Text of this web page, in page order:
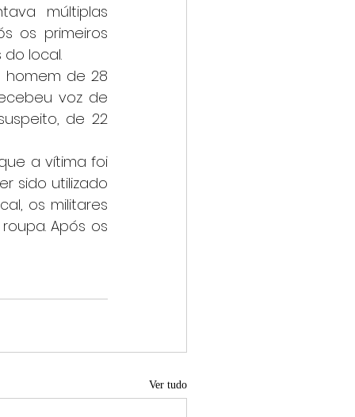
múltiplas
os primeiros
do local.
voz de
de 22
sido utilizado
os militares
Após os
Ver tudo